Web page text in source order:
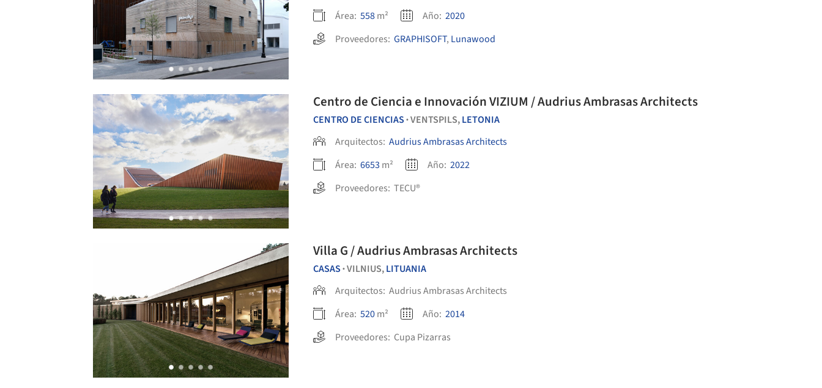
Área: 558m² Año: 2020
Proveedores: GRAPHISOFT, Lunawood
Centro de Ciencia e Innovación VIZIUM / Audrius Ambrasas Architects
CENTRO DE CIENCIAS •VENTSPILS,LETONIA
Arquitectos: Audrius Ambrasas Architects
Área: 6653 m² Año: 2022
Proveedores: TECU®
Villa G / Audrius Ambrasas Architects
CASAS •VILNIUS,LITUANIA
Arquitectos: Audrius Ambrasas Architects
Área: 520m² Año: 2014
Proveedores: Cupa Pizarras